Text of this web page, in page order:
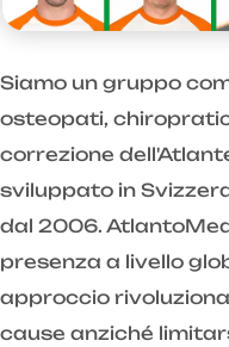
Siamo un gruppo
osteopati,
correzione
sviluppato in
dal 2006.
presenza a livello
approccio
cause anziché